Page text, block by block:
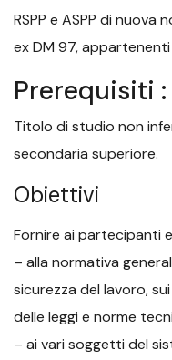
RSPP e ASPP di nuova
ex DM 97,
Prerequisiti :
Titolo di studio non
secondaria superiore.
Obiettivi
Fornire ai partecipanti
– alla normativa
sicurezza del lavoro,
delle leggi e norme
– ai vari soggetti del